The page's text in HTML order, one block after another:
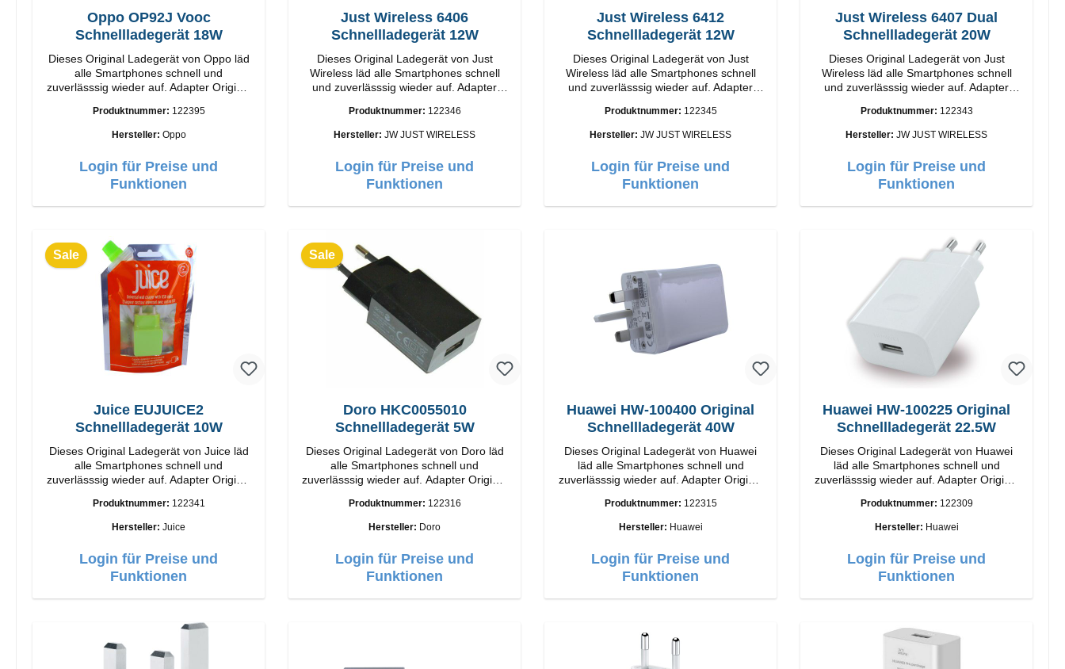
Oppo OP92J Vooc
Schnellladegerät 18W
Dieses Original Ladegerät von Oppo läd
alle Smartphones schnell und
zuverlässsig wieder auf. Adapter Original
Anschlüsse: USB-A Output: 18W Farbe:
Weiss
Produktnummer: 122395
Hersteller: Oppo
Login für Preise und
Funktionen
Just Wireless 6406
Schnellladegerät 12W
Dieses Original Ladegerät von Just
Wireless läd alle Smartphones schnell
und zuverlässsig wieder auf. Adapter
Verarbeitung Anschlüsse: USB-A Output:
12W Farbe: Schwarz
Produktnummer: 122346
Hersteller: JW JUST WIRELESS
Login für Preise und
Funktionen
Just Wireless 6412
Schnellladegerät 12W
Dieses Original Ladegerät von Just
Wireless läd alle Smartphones schnell
und zuverlässsig wieder auf. Adapter
Verarbeitung Anschlüsse: USB-A Output:
12W Farbe: Grau
Produktnummer: 122345
Hersteller: JW JUST WIRELESS
Login für Preise und
Funktionen
Just Wireless 6407 Dual
Schnellladegerät 20W
Dieses Original Ladegerät von Just
Wireless läd alle Smartphones schnell
und zuverlässsig wieder auf. Adapter
Verarbeitung Anschlüsse: USB-A Output:
20W Farbe: Schwarz
Produktnummer: 122343
Hersteller: JW JUST WIRELESS
Login für Preise und
Funktionen
Sale
Juice EUJUICE2
Schnellladegerät 10W
Dieses Original Ladegerät von Juice läd
alle Smartphones schnell und
zuverlässsig wieder auf. Adapter Original
Anschlüsse: USB-A Output: 10W Farbe:
Grün
Produktnummer: 122341
Hersteller: Juice
Login für Preise und
Funktionen
Sale
Doro HKC0055010
Schnellladegerät 5W
Dieses Original Ladegerät von Doro läd
alle Smartphones schnell und
zuverlässsig wieder auf. Adapter Original
Anschlüsse: USB-A Output: 5W Farbe:
Schwarz
Produktnummer: 122316
Hersteller: Doro
Login für Preise und
Funktionen
Huawei HW-100400 Original
Schnellladegerät 40W
Dieses Original Ladegerät von Huawei
läd alle Smartphones schnell und
zuverlässsig wieder auf. Adapter Original
Anschlüsse: USB-A Output: 40W Farbe:
Weiss
Produktnummer: 122315
Hersteller: Huawei
Login für Preise und
Funktionen
Huawei HW-100225 Original
Schnellladegerät 22.5W
Dieses Original Ladegerät von Huawei
läd alle Smartphones schnell und
zuverlässsig wieder auf. Adapter Original
Anschlüsse: USB-A Output: 22.5W
Farbe: Weiss
Produktnummer: 122309
Hersteller: Huawei
Login für Preise und
Funktionen